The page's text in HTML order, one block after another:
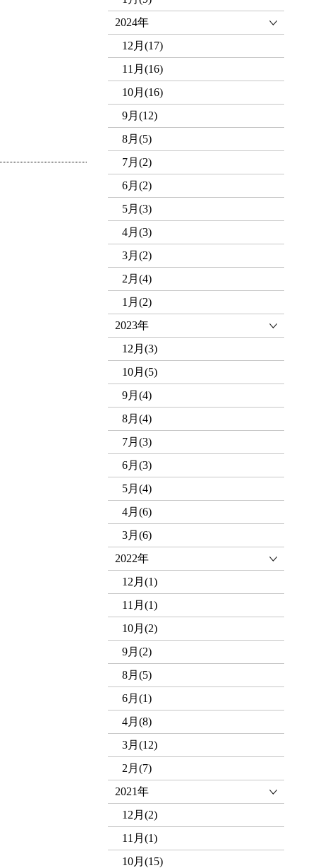
2024年
12月(17)
11月(16)
10月(16)
9月(12)
8月(5)
7月(2)
6月(2)
5月(3)
4月(3)
3月(2)
2月(4)
1月(2)
2023年
12月(3)
10月(5)
9月(4)
8月(4)
7月(3)
6月(3)
5月(4)
4月(6)
3月(6)
2022年
12月(1)
11月(1)
10月(2)
9月(2)
8月(5)
6月(1)
4月(8)
3月(12)
2月(7)
2021年
12月(2)
11月(1)
10月(15)